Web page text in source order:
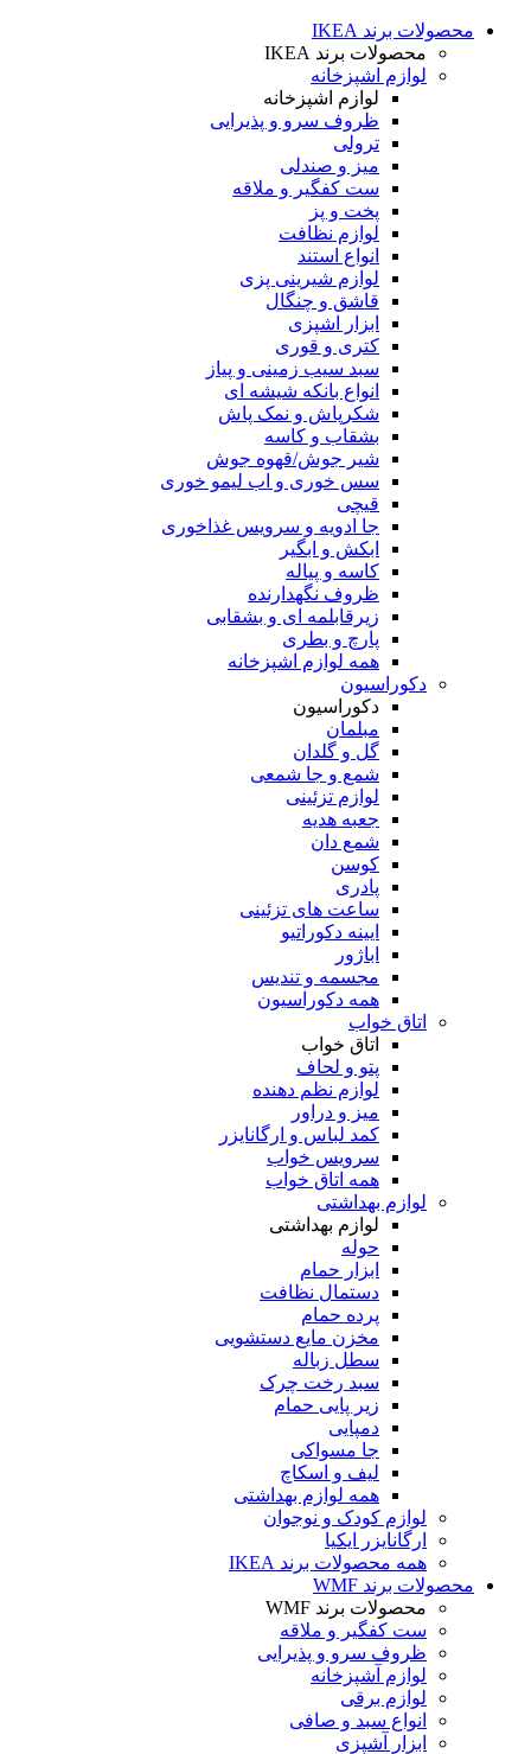
محصولات برند IKEA
محصولات برند IKEA
لوازم اشپزخانه
لوازم اشپزخانه
ظروف سرو و پذیرایی
ترولی
میز و صندلی
ست کفگیر و ملاقه
پخت و پز
لوازم نظافت
انواع استند
لوازم شیرینی پزی
قاشق و چنگال
ابزار اشپزی
کتری و قوری
سبد سیب زمینی و پیاز
انواع بانکه شیشه ای
شکرپاش و نمک پاش
بشقاب و کاسه
شیر جوش/قهوه جوش
سس خوری و اب لیمو خوری
قیچی
جا ادویه و سرویس غذاخوری
ابکش و ابگیر
کاسه و پیاله
ظروف نگهدارنده
زیرقابلمه ای و بشقابی
پارچ و بطری
همه لوازم اشپزخانه
دکوراسیون
دکوراسیون
مبلمان
گل و گلدان
شمع و جا شمعی
لوازم تزئینی
جعبه هدیه
شمع دان
کوسن
پادری
ساعت های تزئینی
ایینه دکوراتیو
اباژور
مجسمه و تندیس
همه دکوراسیون
اتاق خواب
اتاق خواب
پتو و لحاف
لوازم نظم دهنده
میز و دراور
کمد لباس و ارگانایزر
سرویس خواب
همه اتاق خواب
لوازم بهداشتی
لوازم بهداشتی
حوله
ابزار حمام
دستمال نظافت
پرده حمام
مخزن مایع دستشویی
سطل زباله
سبد رخت چرک
زیر پایی حمام
دمپایی
جا مسواکی
لیف و اسکاچ
همه لوازم بهداشتی
لوازم کودک و نوجوان
ارگانایزر ایکیا
همه محصولات برند IKEA
محصولات برند WMF
محصولات برند WMF
ست کفگیر و ملاقه
ظروف سرو و پذیرایی
لوازم آشپزخانه
لوازم برقی
انواع سبد و صافی
ابزار آشپزی